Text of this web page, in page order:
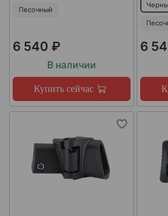
Песочный
6 540 ₽
В наличии
Купить сейчас
6